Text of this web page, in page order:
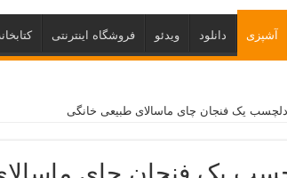
آشپزی دانلود ویدئو فروشگاه اینترنتی
یک فنجان چای ماسالای طبیعی خانگی